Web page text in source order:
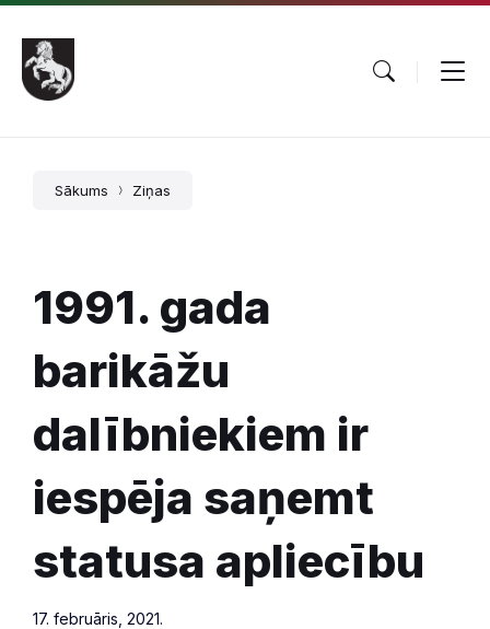
Pāriet
saturu
Skip
main
navigation
Skip
footer
Sākums Ziņas
1991. gada
barikāžu
dalībniekiem ir
iespēja saņemt
statusa apliecību
17. februāris, 2021.